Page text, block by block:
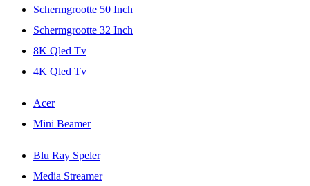
Schermgrootte 50 Inch
Schermgrootte 32 Inch
8K Qled Tv
4K Qled Tv
Acer
Mini Beamer
Blu Ray Speler
Media Streamer